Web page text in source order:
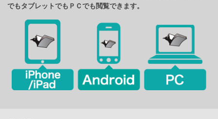
でもタブレットでもＰＣでも閲覧できます。